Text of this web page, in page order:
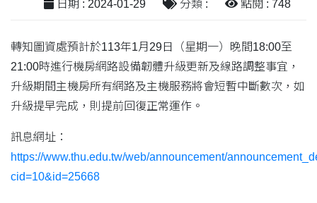
日期 : 2024-01-29 分類 : 點閱 : 748
轉知圖資處預計於113年1月29日（星期一）晚間18:00至
21:00時進行機房網路設備韌體升級更新及線路調整事宜，
升級期間主機房所有網路及主機服務將會短暫中斷數次，如
升級提早完成，則提前回復正常運作。
訊息網址：
https://www.thu.edu.tw/web/announcement/
cid=10&id=25668